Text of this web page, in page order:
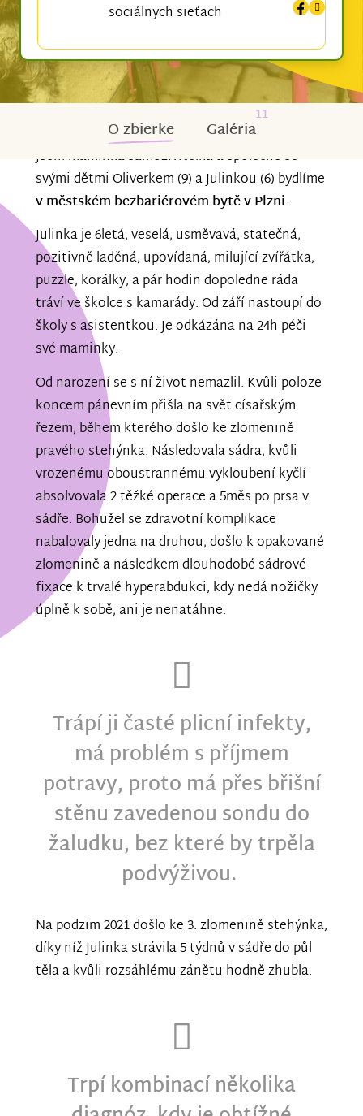
sociálnych sieťach
O zbierke Galéria
11
Jsem maminka samoživitelka a společně se
svými dětmi Oliverkem (9) a Julinkou (6) bydlíme
v městském bezbariérovém bytě v Plzni.
Julinka je 6letá, veselá, usměvavá, statečná,
pozitivně laděná, upovídaná, milující zvířátka,
puzzle, korálky, a pár hodin dopoledne ráda
tráví ve školce s kamarády. Od září nastoupí do
školy s asistentkou. Je odkázána na 24h péči
své maminky.
Od narození se s ní život nemazlil. Kvůli poloze
koncem pánevním přišla na svět císařským
řezem, během kterého došlo ke zlomenině
pravého stehýnka. Následovala sádra, kvůli
vrozenému oboustrannému vykloubení kyčlí
absolvovala 2 těžké operace a 5měs po prsa v
sádře. Bohužel se zdravotní komplikace
nabalovaly jedna na druhou, došlo k opakované
zlomenině a následkem dlouhodobé sádrové
fixace k trvalé hyperabdukci, kdy nedá nožičky
úplně k sobě, ani je nenatáhne.
Trápí ji časté plicní infekty,
má problém s příjmem
potravy, proto má přes břišní
stěnu zavedenou sondu do
žaludku, bez které by trpěla
podvýživou.
Na podzim 2021 došlo ke 3. zlomenině stehýnka,
díky níž Julinka strávila 5 týdnů v sádře do půl
těla a kvůli rozsáhlému zánětu hodně zhubla.
Trpí kombinací několika